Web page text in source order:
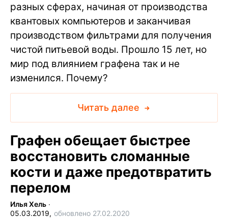
разных сферах, начиная от производства
квантовых компьютеров и заканчивая
производством фильтрами для получения
чистой питьевой воды. Прошло 15 лет, но
мир под влиянием графена так и не
изменился. Почему?
Читать далее
Графен обещает быстрее
восстановить сломанные
кости и даже предотвратить
перелом
Илья Хель ∙
05.03.2019, обновлено 27.02.2020